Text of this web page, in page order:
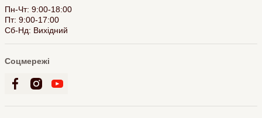
Пн-Чт: 9:00-18:00
Пт: 9:00-17:00
Сб-Нд: Вихідний
Соцмережі